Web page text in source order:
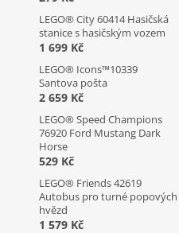
LEGO® City 60414 Hasičská
stanice s hasičským vozem
1 699 Kč
LEGO® Icons™10339
Santova pošta
2 659 Kč
LEGO® Speed Champions
76920 Ford Mustang Dark
Horse
529 Kč
LEGO® Friends 42619
Autobus pro turné popových
hvězd
1 579 Kč